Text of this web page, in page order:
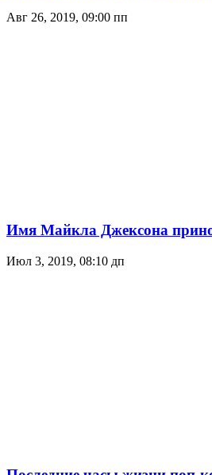
Авг 26, 2019, 09:00 пп
Имя Майкла Джексона
Июл 3, 2019, 08:10 дп